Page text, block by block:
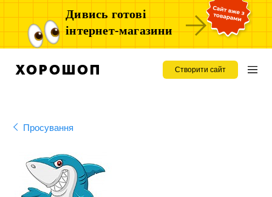
Дивись готові
інтернет-магазини
Створити сайт
Просування